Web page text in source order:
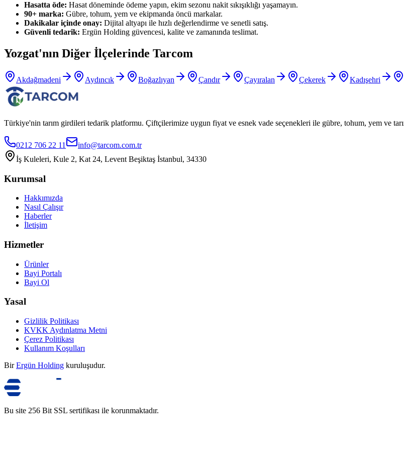
Hasatta öde: Hasat döneminde ödeme yapın, ekim sezonu nakit sıkışıklığı yaşamayın.
90+ marka: Gübre, tohum, yem ve ekipmanda öncü markalar.
Dakikalar içinde onay: Dijital altyapı ile hızlı değerlendirme ve senetli satış.
Güvenli tedarik: Ergün Holding güvencesi, kalite ve zamanında teslimat.
Yozgat'nın Diğer İlçelerinde Tarcom
Akdağmadeni Aydıncık Boğazlıyan Çandır Çayıralan Çekerek Kadışehri
Türkiye'nin tarım girdileri tedarik platformu. Çiftçilerimize uygun fiyat ve esnek vade seçenekleri ile gübre, tohum, yem ve
0212 706 22 11
info@tarcom.com.tr
İş Kuleleri, Kule 2, Kat 24, Levent Beşiktaş İstanbul, 34330
Kurumsal
Hakkımızda
Nasıl Çalışır
Haberler
İletişim
Hizmetler
Ürünler
Bayi Portalı
Bayi Ol
Yasal
Gizlilik Politikası
KVKK Aydınlatma Metni
Çerez Politikası
Kullanım Koşulları
Bir Ergün Holding kuruluşudur.
Bu site 256 Bit SSL sertifikası ile korunmaktadır.